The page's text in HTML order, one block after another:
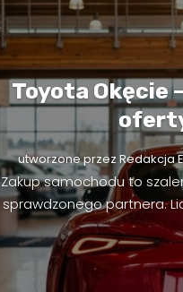
Toyota Okęcie
utworzone przez Redakcja
Zakup samochodu to
sprawdzonego partnera.